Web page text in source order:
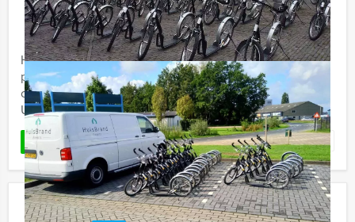
Vanaf 12 personen ‐ 1 uur en 30 minuten
Holland Tour Guides komt nu met een spetterende
popquiz. In hartje Eindhoven wordt uw muzikale kennis
op de proef gesteld. Voor welke categorie kiest u?
Uiteraard kunnen ...
LEES MEER Favoriet
Ik Hou Van Holland Diner Maastricht